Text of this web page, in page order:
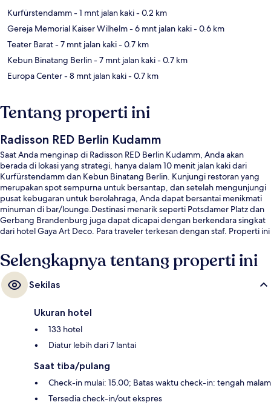
Kurfürstendamm- 1 mnt jalan kaki- 0.2 km
Gereja Memorial Kaiser Wilhelm- 6 mnt jalan kaki- 0.6 km
Teater Barat- 7 mnt jalan kaki- 0.7 km
Kebun Binatang Berlin- 7 mnt jalan kaki- 0.7 km
Europa Center- 8 mnt jalan kaki- 0.7 km
Tentang properti ini
Radisson RED Berlin Kudamm
Saat Anda menginap di Radisson RED Berlin Kudamm, Anda akan
berada di lokasi yang strategi, hanya dalam 10 menit jalan kaki dari
Kurfürstendamm dan Kebun Binatang Berlin. Kunjungi restoran yang
merupakan spot sempurna untuk bersantap, dan setelah mengunjungi
pusat kebugaran untuk berolahraga, Anda dapat bersantai menikmati
minuman di bar/lounge.Destinasi menarik seperti Potsdamer Platz dan
Gerbang Brandenburg juga dapat dicapai dengan berkendara singkat
dari hotel Gaya Art Deco. Para traveler terkesan dengan staf. Properti ini
berjarak 3 menit dan U-Bahn Augsburger Strasse berjarak 6 menit.
Selengkapnya tentang properti ini
Sekilas
Ukuran hotel
133 hotel
Diatur lebih dari 7 lantai
Saat tiba/pulang
Check-in mulai: 15.00; Batas waktu check-in: tengah malam
Tersedia check-in/out ekspres